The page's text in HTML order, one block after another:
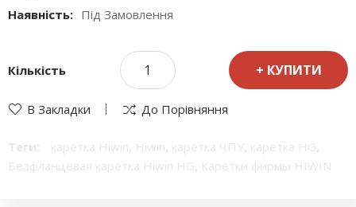
Наявність: Під Замовлення
Кількість КУПИТИ
В Закладки До Порівняння
Теги: каретка Hiwin, Hiwin, каретка ЧПУ , каретка HG,
Безфланцевая каретка Hiwin HG, Каретки фирмы HIWIN